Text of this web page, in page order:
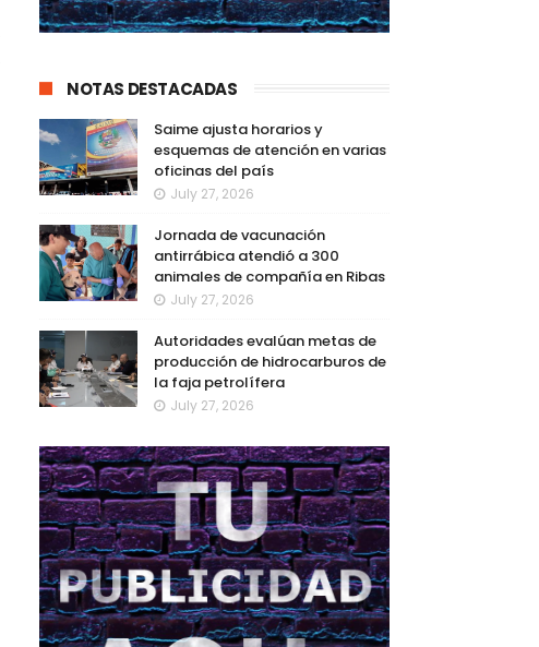
NOTAS DESTACADAS
Saime ajusta horarios y
esquemas de atención en varias
oficinas del país
July 27, 2026
Jornada de vacunación
antirrábica atendió a 300
animales de compañía en Ribas
July 27, 2026
Autoridades evalúan metas de
producción de hidrocarburos de
la faja petrolífera
July 27, 2026